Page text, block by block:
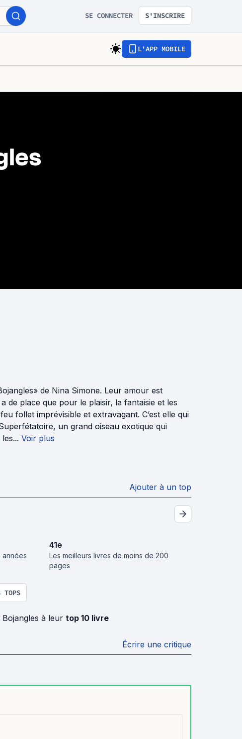
SE CONNECTER S'INSCRIRE
L'APP MOBILE
de Nina Simone. Leur amour est
de place que pour le plaisir, la fantaisie et les
follet imprévisible et extravagant. C’est elle qui
un grand oiseau exotique qui
Voir plus
Ajouter à un top
années
41e
Les meilleurs livres de moins de 200
pages
TOPS
à leur top 10 livre
Écrire une critique